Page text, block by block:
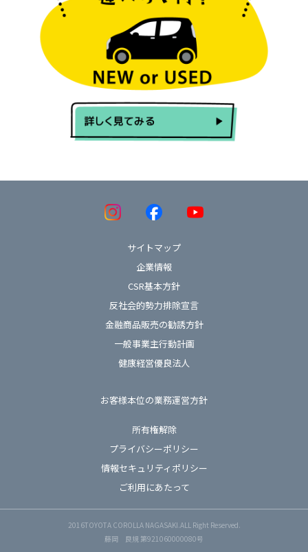
サイトマップ
企業情報
CSR基本方針
反社会的勢力排除宣言
金融商品販売の勧誘方針
一般事業主行動計画
健康経営優良法人
お客様本位の業務運営方針
所有権解除
プライバシーポリシー
情報セキュリティポリシー
ご利用にあたって
2016TOYOTA COROLLA NAGASAKI.ALL Right Reserved.
藤岡 良規 第921060000080号